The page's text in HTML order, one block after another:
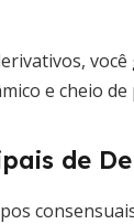
e cheio de
de